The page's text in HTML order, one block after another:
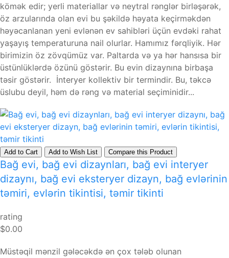
kömək edir; yerli materiallar və neytral rənglər birləşərək,
öz arzularında olan evi bu şəkildə həyata keçirməkdən
həyəcanlanan yeni evlənən ev sahibləri üçün evdəki rahat
yaşayış temperaturuna nail olurlar. Hamımız fərqliyik. Hər
birimizin öz zövqümüz var. Paltarda və ya hər hansısa bir
üstünlüklərdə özünü göstərir. Bu evin dizaynına birbaşa
təsir göstərir. İnteryer kollektiv bir termindir. Bu, təkcə
üslubu deyil, həm də rəng və material seçiminidir...
Add to Cart Add to Wish List Compare this Product
Bağ evi, bağ evi dizaynları, bağ evi interyer
dizaynı, bağ evi eksteryer dizayn, bağ evlərinin
təmiri, evlərin tikintisi, təmir tikinti
rating
$0.00
Müstəqil mənzil gələcəkdə ən çox tələb olunan